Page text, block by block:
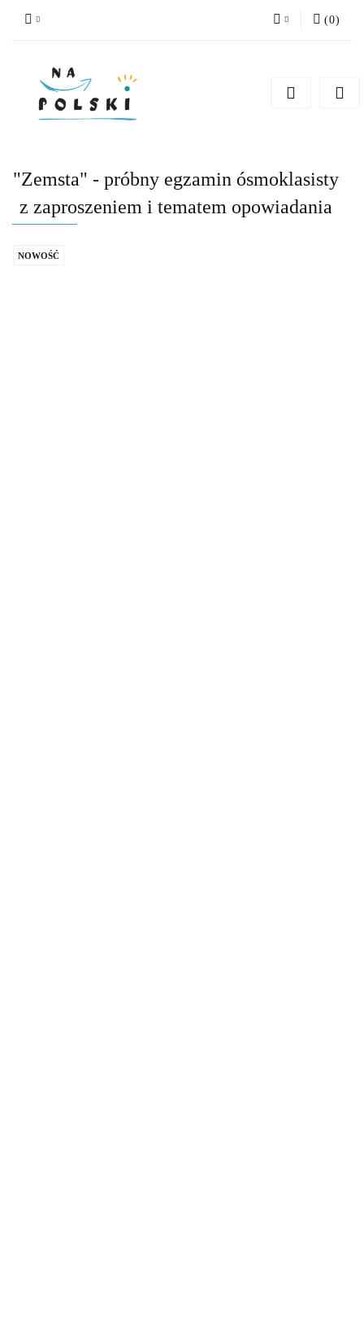
Zarejestruj się
(0)
"Zemsta" - próbny egzamin ósmoklasisty
z zaproszeniem i tematem opowiadania
NOWOŚĆ